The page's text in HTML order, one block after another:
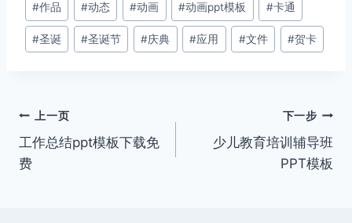
标
签：
#作品 #动态 #动画 #动画ppt模板 #卡通
#圣诞 #圣诞节 #庆典 #应用 #文件 #贺卡
文
章
上一页
工作总结ppt模板下载免
费
下一步
少儿教育培训辅导班
PPT模板